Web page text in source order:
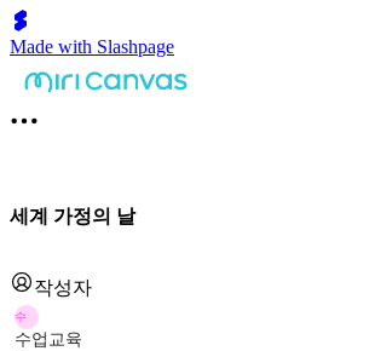
Made with Slashpage
세계 가정의 날
작성자
수
수업교육